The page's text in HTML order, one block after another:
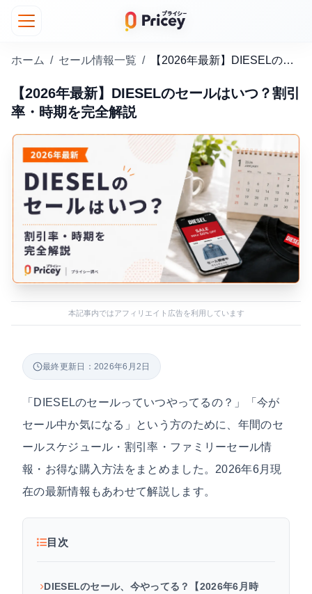
ホーム / セール情報一覧 / 【2026年最新】DIESELのセールはいつ？割引率・時期を完全解説
【2026年最新】DIESELのセールはいつ？割引
率・時期を完全解説
本記事内ではアフィリエイト広告を利用しています
最終更新日：2026年6月2日
「DIESELのセールっていつやってるの？」「今が
セール中か気になる」という方のために、年間のセ
ールスケジュール・割引率・ファミリーセール情
報・お得な購入方法をまとめました。2026年6月現
在の最新情報もあわせて解説します。
目次
DIESELのセール、今やってる？【2026年6月時